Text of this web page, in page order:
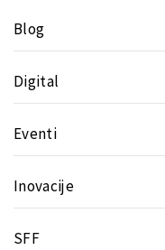
Blog
Digital
Eventi
Inovacije
SFF